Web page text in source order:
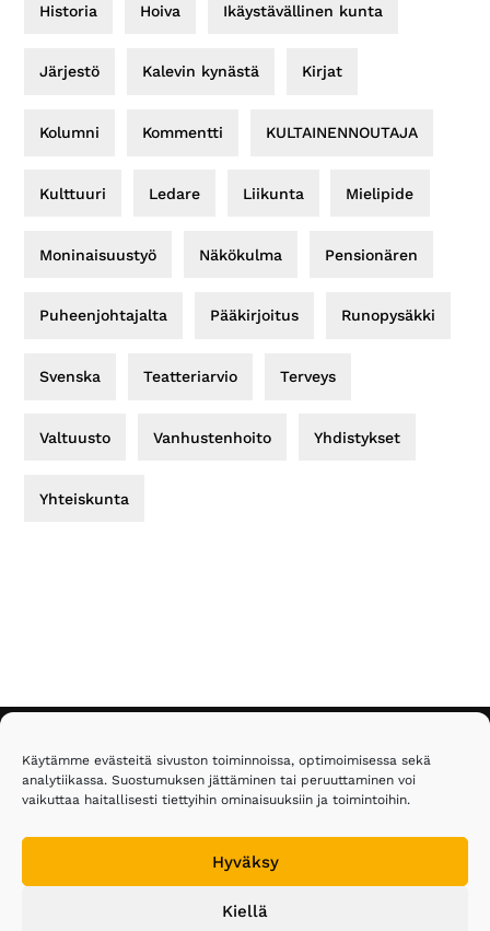
Käytämme evästeitä sivuston toiminnoissa, optimoimisessa sekä
analytiikassa. Suostumuksen jättäminen tai peruuttaminen voi
vaikuttaa haitallisesti tiettyihin ominaisuuksiin ja toimintoihin.
Hyväksy
Kiellä
Historia Hoiva Ikäystävällinen kunta
Järjestö Kalevin kynästä Kirjat
Kolumni Kommentti KULTAINENNOUTAJA
Kulttuuri Ledare Liikunta Mielipide
Moninaisuustyö Näkökulma Pensionären
Puheenjohtajalta Pääkirjoitus Runopysäkki
Svenska Teatteriarvio Terveys
Valtuusto Vanhustenhoito Yhdistykset
Yhteiskunta
Footer
Eläkeläiset ry
00700 Helsinki
Puh. 020 743 3610